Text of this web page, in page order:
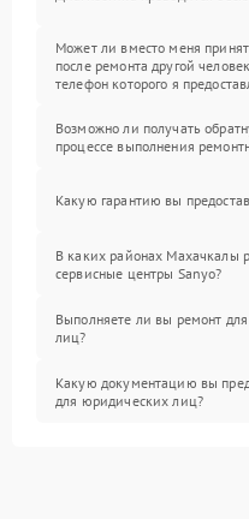
Может ли вместо меня
после ремонта другой
телефон которого я
Возможно ли получать
процессе выполнения
Какую гарантию вы
В каких районах Махачкалы
сервисные центры Sanyo?
Выполняете ли вы ремонт
лиц?
Какую документацию вы
для юридических лиц?